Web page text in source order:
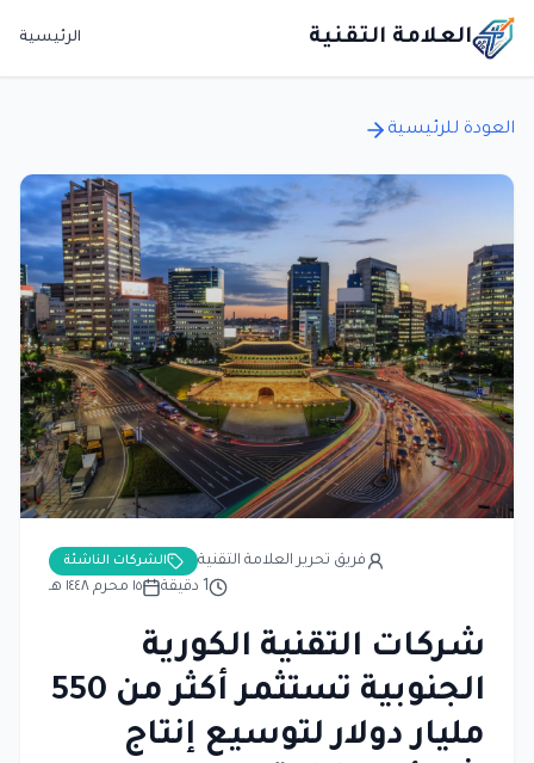
العلامة التقنية الرئيسية
العودة للرئيسية
الشركات الناشئة
فريق تحرير العلامة التقنية
١٥ محرم ١٤٤٨ هـ
1 دقيقة
شركات التقنية الكورية
الجنوبية تستثمر أكثر من 550
مليار دولار لتوسيع إنتاج